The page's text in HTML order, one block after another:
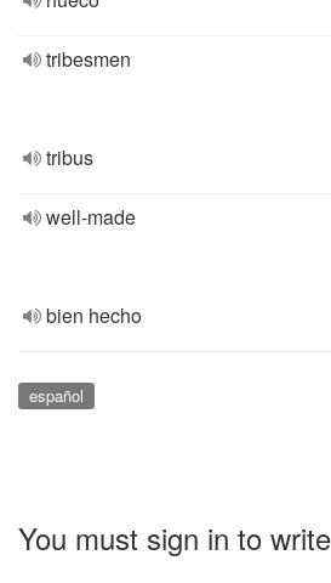
tribesmen
tribus
well-made
bien hecho
español
You must sign in to